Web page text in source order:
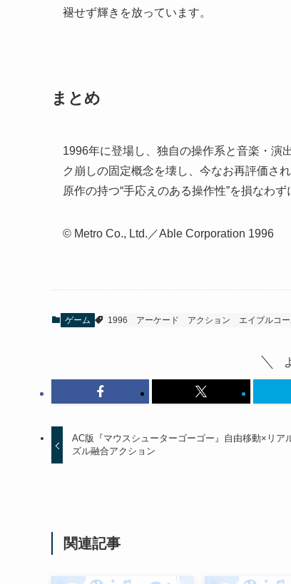
褪せず輝きを放っています。
まとめ
1996年に登場し、独自の操作系と音楽・演
ク崩しの固定概念を壊し、今なお再評価さ
原作の持つ“手応えのある操作性”を損なわず
© Metro Co., Ltd.／Able Corporation 1996
ゲーム 1996 アーケード アクション エイブルコ
AC版『マウスシューターゴーゴー』自由移動×リア
ズル融合アクション
関連記事